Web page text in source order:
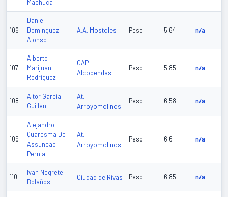
Machuca
106
Daniel
Dominguez
Alonso
A.A. Mostoles Peso 5.64 n/a
107
Alberto
Marijuan
Rodriguez
CAP
Alcobendas
Peso 5.85 n/a
108
Aitor Garcia
Guillen
At.
Arroyomolinos
Peso 6.58 n/a
109
Alejandro
Quaresma De
Assuncao
Pernia
At.
Arroyomolinos
Peso 6.6 n/a
110
Ivan Negrete
Bolaños
Ciudad de Rivas Peso 6.85 n/a